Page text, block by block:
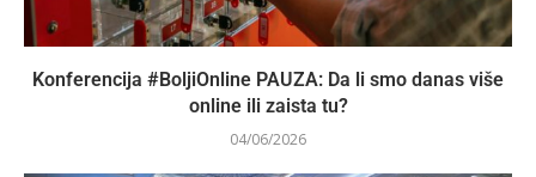
Konferencija #BoljiOnline PAUZA: Da li smo danas više
online ili zaista tu?
04/06/2026